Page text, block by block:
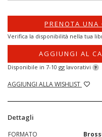
PRENOTA UNA
Verifica la disponibilità nella tua
AGGIUNGI AL
Disponibile in 7-10 gg lavorativi ?
AGGIUNGI ALLA WISHLIST
Dettagli
FORMATO